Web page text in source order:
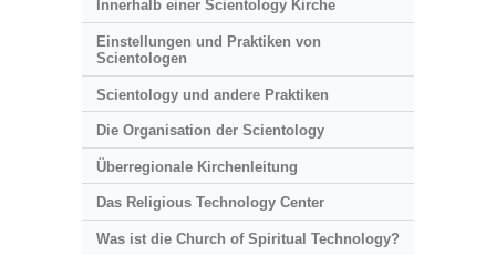
Innerhalb einer Scientology Kirche
Einstellungen und Praktiken von
Scientologen
Scientology und andere Praktiken
Die Organisation der Scientology
Überregionale Kirchenleitung
Das Religious Technology Center
Was ist die Church of Spiritual Technology?